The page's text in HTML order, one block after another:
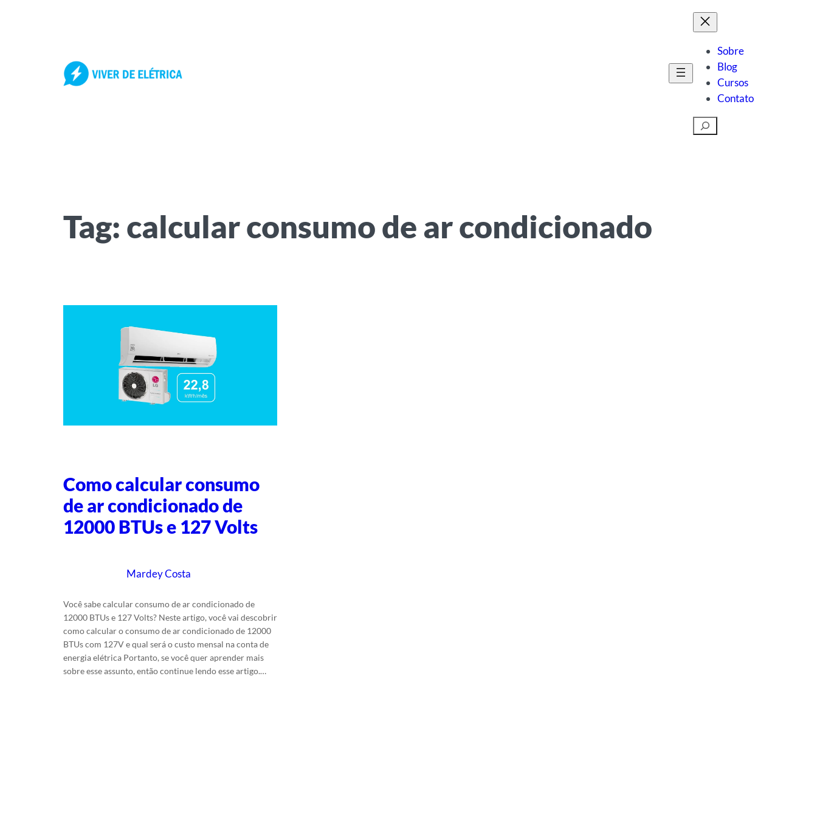
Sobre
Blog
Cursos
Contato
Pesquisar
Tag: calcular consumo de ar condicionado
Como calcular consumo
de ar condicionado de
12000 BTUs e 127 Volts
Mardey Costa
Você sabe calcular consumo de ar condicionado de
12000 BTUs e 127 Volts? Neste artigo, você vai descobrir
como calcular o consumo de ar condicionado de 12000
BTUs com 127V e qual será o custo mensal na conta de
energia elétrica Portanto, se você quer aprender mais
sobre esse assunto, então continue lendo esse artigo.…